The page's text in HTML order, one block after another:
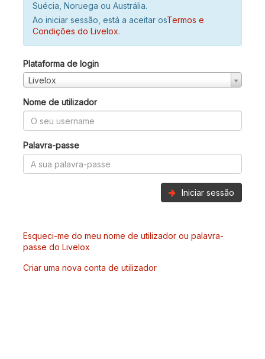
Suécia, Noruega ou Austrália.
Ao iniciar sessão, está a aceitar osTermos e
Condições do Livelox.
Plataforma de login
Livelox
Nome de utilizador
Palavra-passe
Iniciar sessão
Esqueci-me do meu nome de utilizador ou palavra-
passe do Livelox
Criar uma nova conta de utilizador